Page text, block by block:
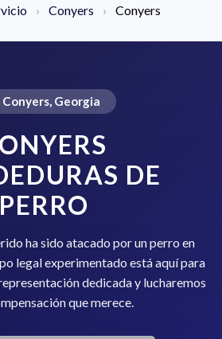
› Conyers ›
Conyers
Conyers, Georgia
DE
PERRO
ha sido atacado por un perro en
legal experimentado está aquí para
dedicada y lucharemos
que merece.